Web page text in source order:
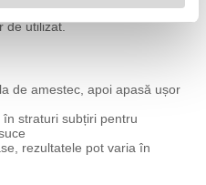
de utilizat.
de amestec, apoi apasă ușor
straturi subțiri pentru
rezultatele pot varia în